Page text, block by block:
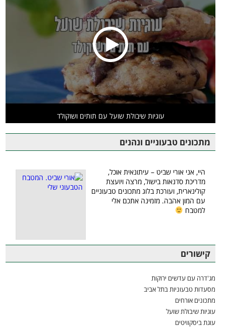
עוגיות שיבולת שועל עם תותים ושוקולד
מתכונים טבעוניים ונהנים
היי, אני אורי שביט – עיתונאית אוכל,
מדריכת סדנאות בישול, מרצה ויועצת
קולינארית, ועורכת בלוג מתכונים טבעוניים
עם המון אהבה. מזמינה אתכם אלי
למטבח
קישורים
מג'דרה עם עדשים ירוקות
מסעדות טבעוניות בתל אביב
מתכונים אורחים
עוגיות שיבולת שועל
עוגת ביסקוויטים